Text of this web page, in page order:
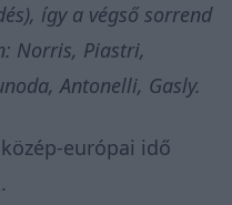
így a végső sorrend
Norris, Piastri,
Antonelli, Gasly.
európai idő